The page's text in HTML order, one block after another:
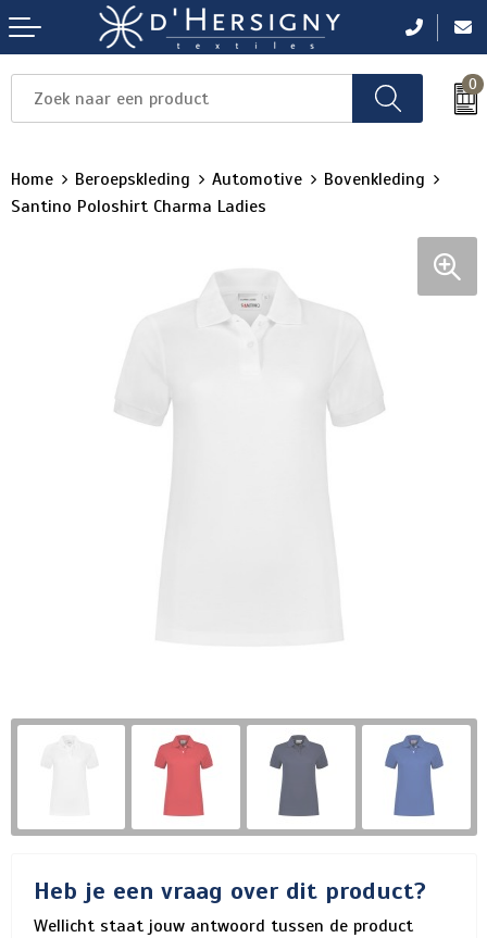
0
Home Beroepskleding Automotive
Bovenkleding
Santino Poloshirt Charma Ladies
Heb je een vraag over dit product?
Wellicht staat jouw antwoord tussen de product